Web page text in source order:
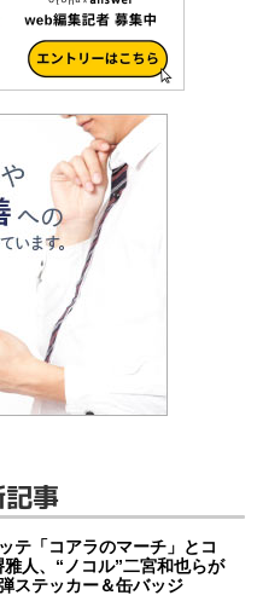
記事
テ「コアラのマーチ」とコ
人、“ノコル”二宮和也らが
ステッカー＆缶バッジ